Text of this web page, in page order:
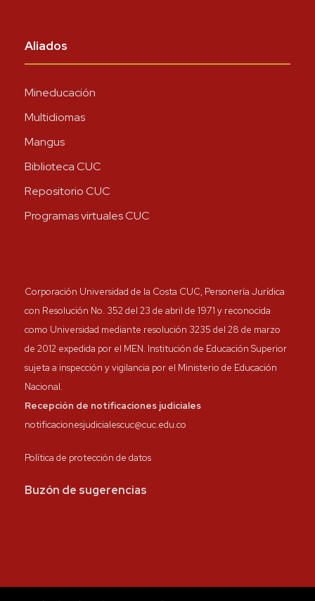
Aliados
Mineducación
Multidiomas
Mangus
Biblioteca CUC
Repositorio CUC
Programas virtuales CUC
Corporación Universidad de la Costa CUC, Personería Jurídica
con Resolución No. 352 del 23 de abril de 1971 y reconocida
como Universidad mediante resolución 3235 del 28 de marzo
de 2012 expedida por el MEN. Institución de Educación Superior
sujeta a inspección y vigilancia por el Ministerio de Educación
Nacional.
Recepción de notificaciones judiciales
notificacionesjudicialescuc@cuc.edu.co
Política de protección de datos
Buzón de sugerencias